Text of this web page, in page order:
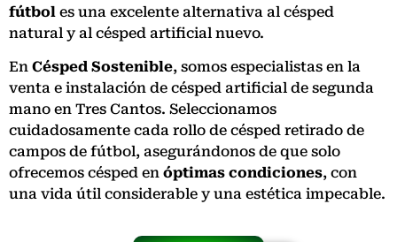
fútbol es una excelente alternativa al césped
natural y al césped artificial nuevo.
En Césped Sostenible, somos especialistas en la
venta e instalación de césped artificial de segunda
mano en Tres Cantos. Seleccionamos
cuidadosamente cada rollo de césped retirado de
campos de fútbol, asegurándonos de que solo
ofrecemos césped en óptimas condiciones, con
una vida útil considerable y una estética impecable.